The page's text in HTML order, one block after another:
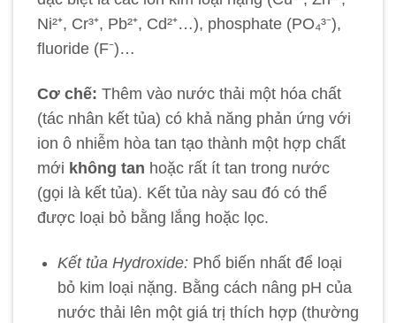
Ni²⁺, Cr³⁺, Pb²⁺, Cd²⁺…), phosphate (PO₄³⁻),
fluoride (F⁻)…
Cơ chế: Thêm vào nước thải một hóa chất
(tác nhân kết tủa) có khả năng phản ứng với
ion ô nhiễm hòa tan tạo thành một hợp chất
mới không tan hoặc rất ít tan trong nước
(gọi là kết tủa). Kết tủa này sau đó có thể
được loại bỏ bằng lắng hoặc lọc.
Kết tủa Hydroxide:Phổ biến nhất để loại
bỏ kim loại nặng. Bằng cách nâng pH của
nước thải lên một giá trị thích hợp (thường